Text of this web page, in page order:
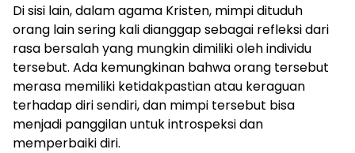
Di sisi lain, dalam agama Kristen, mimpi dituduh
orang lain sering kali dianggap sebagai refleksi dari
rasa bersalah yang mungkin dimiliki oleh individu
tersebut. Ada kemungkinan bahwa orang tersebut
merasa memiliki ketidakpastian atau keraguan
terhadap diri sendiri, dan mimpi tersebut bisa
menjadi panggilan untuk introspeksi dan
memperbaiki diri.